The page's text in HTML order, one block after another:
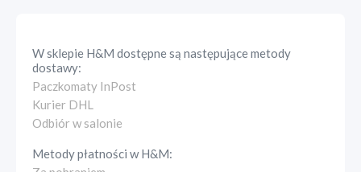
W sklepie H&M dostępne są następujące metody
dostawy:
Paczkomaty InPost
Kurier DHL
Odbiór w salonie
Metody płatności wH&M: